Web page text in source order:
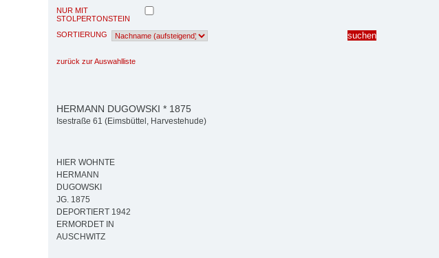
NUR MIT
STOLPERTONSTEIN
SORTIERUNG
zurück zur Auswahlliste
HERMANN DUGOWSKI * 1875
Isestraße 61 (Eimsbüttel, Harvestehude)
HIER WOHNTE
HERMANN
DUGOWSKI
JG. 1875
DEPORTIERT 1942
ERMORDET IN
AUSCHWITZ